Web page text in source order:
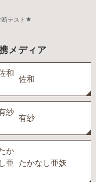
テスト
メディア
佐和
有紗
たかなし亜妖